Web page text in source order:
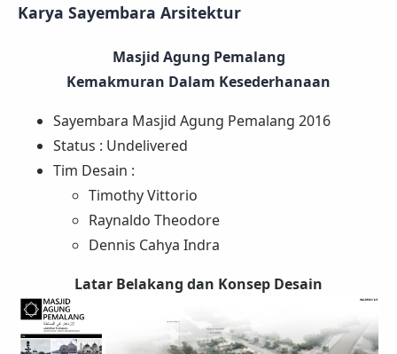
Karya Sayembara Arsitektur
Masjid Agung Pemalang
Kemakmuran Dalam Kesederhanaan
Sayembara Masjid Agung Pemalang 2016
Status : Undelivered
Tim Desain :
Timothy Vittorio
Raynaldo Theodore
Dennis Cahya Indra
Latar Belakang dan Konsep Desain